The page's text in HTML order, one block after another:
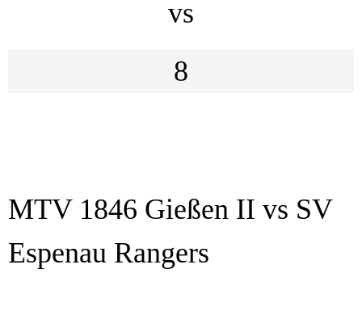
vs
8
MTV 1846 Gießen II vs SV
Espenau Rangers